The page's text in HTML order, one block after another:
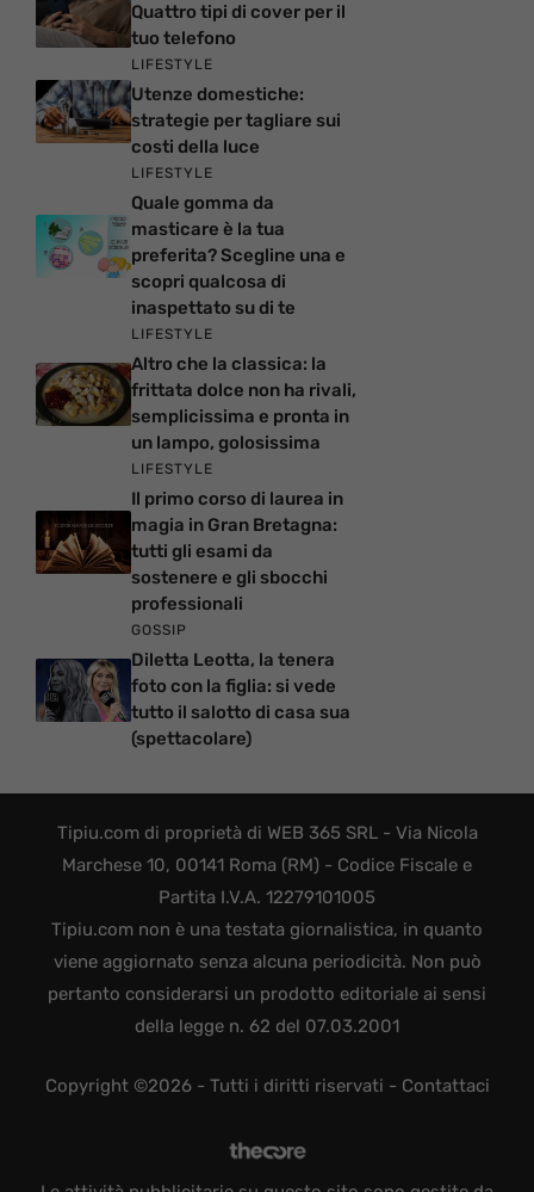
Quattro tipi di cover per il
tuo telefono
LIFESTYLE
Utenze domestiche:
strategie per tagliare sui
costi della luce
LIFESTYLE
Quale gomma da
masticare è la tua
preferita? Scegline una e
scopri qualcosa di
inaspettato su di te
LIFESTYLE
Altro che la classica: la
frittata dolce non ha rivali,
semplicissima e pronta in
un lampo, golosissima
LIFESTYLE
Il primo corso di laurea in
magia in Gran Bretagna:
tutti gli esami da
sostenere e gli sbocchi
professionali
GOSSIP
Diletta Leotta, la tenera
foto con la figlia: si vede
tutto il salotto di casa sua
(spettacolare)
Tipiu.com di proprietà di WEB 365 SRL - Via Nicola
Marchese 10, 00141 Roma (RM) - Codice Fiscale e
Partita I.V.A. 12279101005
Tipiu.com non è una testata giornalistica, in quanto
viene aggiornato senza alcuna periodicità. Non può
pertanto considerarsi un prodotto editoriale ai sensi
della legge n. 62 del 07.03.2001
Copyright ©2026 - Tutti i diritti riservati - Contattaci